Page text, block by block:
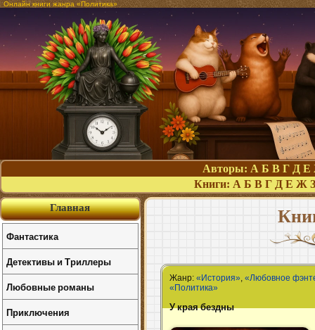
Онлайн книги жанра «Политика»
Авторы: А Б В Г Д Е
Книги: А Б В Г Д Е Ж З
Жанр:«История»,«Любовное
«Политика»
У края бездны
Главная
Фантастика
Детективы и Триллеры
Любовные романы
Приключения